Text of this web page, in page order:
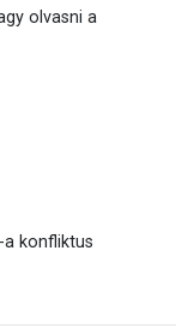
olvasni a
akonfliktus